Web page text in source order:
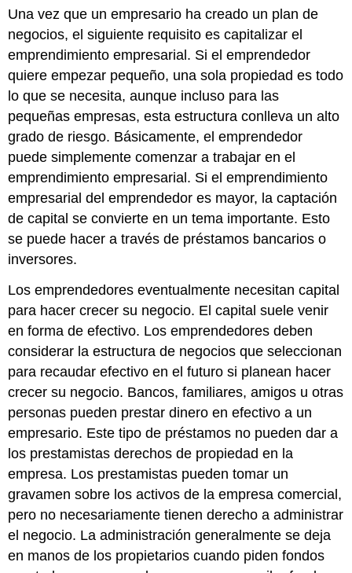
Una vez que un empresario ha creado un plan de
negocios, el siguiente requisito es capitalizar el
emprendimiento empresarial. Si el emprendedor
quiere empezar pequeño, una sola propiedad es todo
lo que se necesita, aunque incluso para las
pequeñas empresas, esta estructura conlleva un alto
grado de riesgo. Básicamente, el emprendedor
puede simplemente comenzar a trabajar en el
emprendimiento empresarial. Si el emprendimiento
empresarial del emprendedor es mayor, la captación
de capital se convierte en un tema importante. Esto
se puede hacer a través de préstamos bancarios o
inversores.
Los emprendedores eventualmente necesitan capital
para hacer crecer su negocio. El capital suele venir
en forma de efectivo. Los emprendedores deben
considerar la estructura de negocios que seleccionan
para recaudar efectivo en el futuro si planean hacer
crecer su negocio. Bancos, familiares, amigos u otras
personas pueden prestar dinero en efectivo a un
empresario. Este tipo de préstamos no pueden dar a
los prestamistas derechos de propiedad en la
empresa. Los prestamistas pueden tomar un
gravamen sobre los activos de la empresa comercial,
pero no necesariamente tienen derecho a administrar
el negocio. La administración generalmente se deja
en manos de los propietarios cuando piden fondos